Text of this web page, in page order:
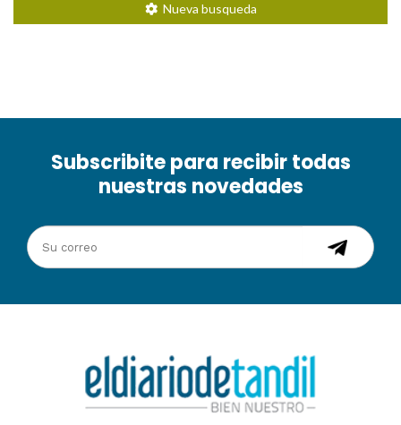
Nueva busqueda
Subscribite para recibir todas
nuestras novedades